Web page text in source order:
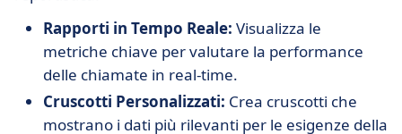
Rapporti in Tempo Reale: Visualizza le
metriche chiave per valutare la performance
delle chiamate in real-time.
Cruscotti Personalizzati: Crea cruscotti che
mostrano i dati più rilevanti per le esigenze della